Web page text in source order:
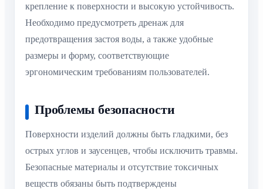
крепление к поверхности и высокую устойчивость.
Необходимо предусмотреть дренаж для
предотвращения застоя воды, а также удобные
размеры и форму, соответствующие
эргономическим требованиям пользователей.
Проблемы безопасности
Поверхности изделий должны быть гладкими, без
острых углов и заусенцев, чтобы исключить травмы.
Безопасные материалы и отсутствие токсичных
веществ обязаны быть подтверждены